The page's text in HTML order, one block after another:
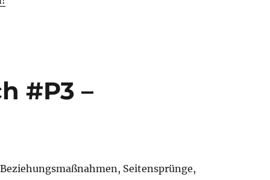
#P3 –
Seitensprünge,